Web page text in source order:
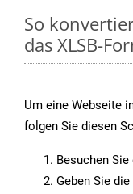
So
das XLSB-
Um eine Webseite
folgen Sie diesen
Besuchen
Geben Sie